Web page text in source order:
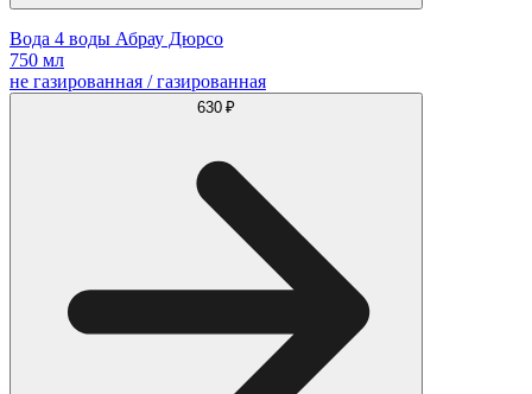
Вода 4 воды Абрау Дюрсо
750 мл
не газированная / газированная
630 ₽